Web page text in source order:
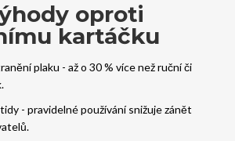
oproti
kartáčku
plaku - až o 30 % více než ruční či
- pravidelné používání snižuje zánět